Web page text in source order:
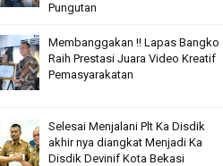
Pungutan
Membanggakan !! Lapas Bangko
Raih Prestasi Juara Video Kreatif
Pemasyarakatan
Selesai Menjalani Plt Ka Disdik
akhir nya diangkat Menjadi Ka
Disdik Devinif Kota Bekasi